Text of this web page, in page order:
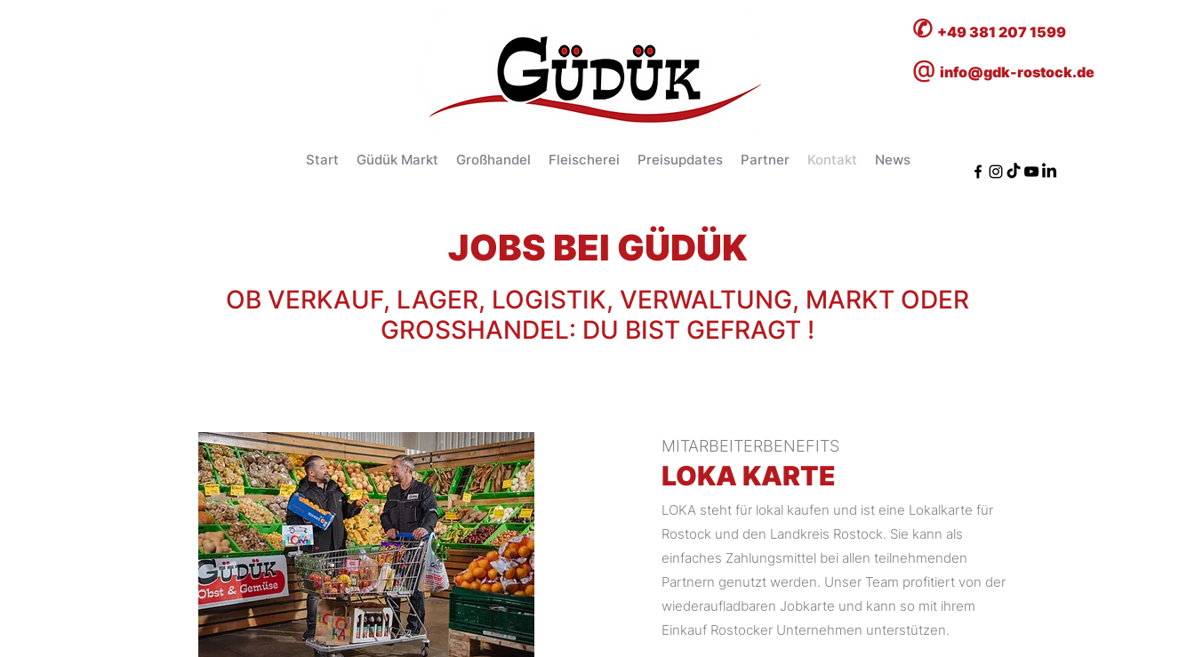
✆ +49 381 207 1599
@ info@gdk-rostock.de
Start Güdük Markt Großhandel Fleischerei Preisupdates Partner Kontakt News
JOBS BEI GÜDÜK
OB VERKAUF, LAGER, LOGISTIK, VERWALTUNG, MARKT ODER
GROSSHANDEL: DU BIST GEFRAGT !
MITARBEITERBENEFITS
LOKA KARTE
LOKA steht für lokal kaufen und ist eine Lokalkarte für
Rostock und den Landkreis Rostock. Sie kann als
einfaches Zahlungsmittel bei allen teilnehmenden
Partnern genutzt werden. Unser Team profitiert von der
wiederaufladbaren Jobkarte und kann so mit ihrem
Einkauf Rostocker Unternehmen unterstützen.